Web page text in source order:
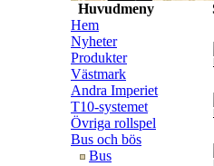
Huvudmeny
Hem
Nyheter
Produkter
Västmark
Andra Imperiet
T10-systemet
Övriga rollspel
Bus och bös
Bus